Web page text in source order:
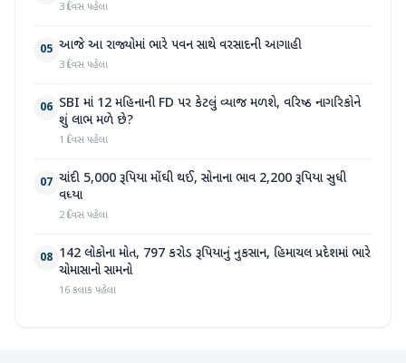
3 દિવસ પહેલા
05 આજે આ રાજ્યોમાં ભારે પવન સાથે વરસાદની આગાહી
3 દિવસ પહેલા
06 SBI માં 12 મહિનાની FD પર કેટલું વ્યાજ મળશે, વરિષ્ઠ નાગરિકોને
શું લાભ મળે છે?
1 દિવસ પહેલા
07 ચાંદી 5,000 રૂપિયા મોંઘી થઈ, સોનાના ભાવ 2,200 રૂપિયા સુધી
વધ્યા
2 દિવસ પહેલા
08 142 લોકોના મોત, 797 કરોડ રૂપિયાનું નુકસાન, હિમાચલ પ્રદેશમાં ભારે
ચોમાસાનો સામનો
16 કલાક પહેલા